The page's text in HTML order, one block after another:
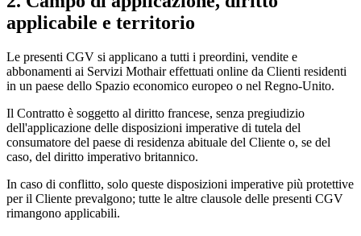
applicabile e territorio
Le presenti CGV si applicano a tutti i preordini, vendite e
abbonamenti ai Servizi Mothair effettuati online da Clienti residenti
in un paese dello Spazio economico europeo o nel Regno‑Unito.
Il Contratto è soggetto al diritto francese, senza pregiudizio
dell'applicazione delle disposizioni imperative di tutela del
consumatore del paese di residenza abituale del Cliente o, se del
caso, del diritto imperativo britannico.
In caso di conflitto, solo queste disposizioni imperative più protettive
per il Cliente prevalgono; tutte le altre clausole delle presenti CGV
rimangono applicabili.